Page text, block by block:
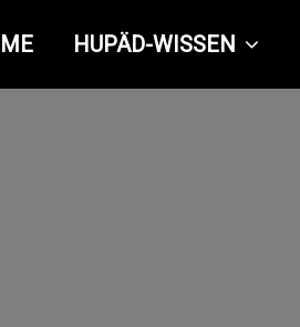
HUPÄD-WISSEN